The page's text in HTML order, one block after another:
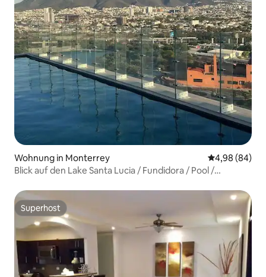
Wohnung in Monterrey
4,98 (84)
Blick auf den Lake Santa Lucia / Fundidora / Pool /
Superhost
Superhost